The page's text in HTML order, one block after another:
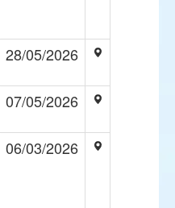
28/05/2026
07/05/2026
06/03/2026